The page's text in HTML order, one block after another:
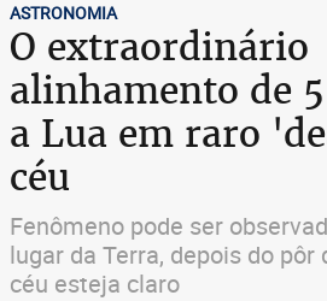
ASTRONOMIA
O extraordinário
alinhamento de
a Lua em raro
céu
Fenômeno pode ser
lugar da Terra, depois do pôr
céu esteja claro